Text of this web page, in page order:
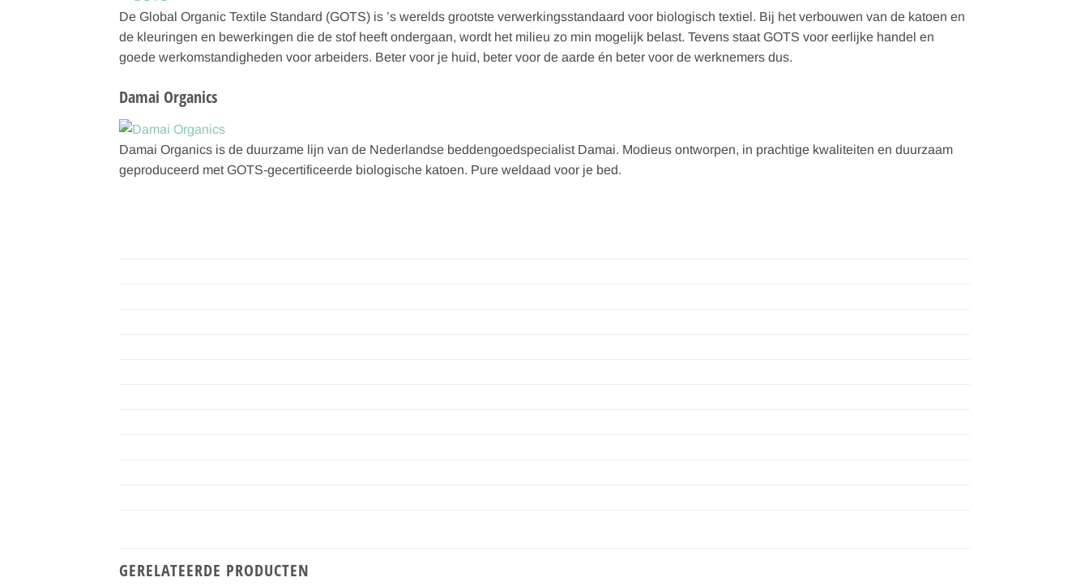
De Global Organic Textile Standard (GOTS) is ’s werelds grootste verwerkingsstandaard voor biologisch textiel. Bij het verbouwen van de katoen en
de kleuringen en bewerkingen die de stof heeft ondergaan, wordt het milieu zo min mogelijk belast. Tevens staat GOTS voor eerlijke handel en
goede werkomstandigheden voor arbeiders. Beter voor je huid, beter voor de aarde én beter voor de werknemers dus.
Damai Organics
Damai Organics is de duurzame lijn van de Nederlandse beddengoedspecialist Damai. Modieus ontworpen, in prachtige kwaliteiten en duurzaam
geproduceerd met GOTS-gecertificeerde biologische katoen. Pure weldaad voor je bed.
GERELATEERDE PRODUCTEN